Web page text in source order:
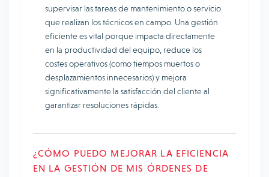
supervisar las tareas de mantenimiento o servicio
que realizan los técnicos en campo. Una gestión
eficiente es vital porque impacta directamente
en la productividad del equipo, reduce los
costes operativos (como tiempos muertos o
desplazamientos innecesarios) y mejora
significativamente la satisfacción del cliente al
garantizar resoluciones rápidas.
¿CÓMO PUEDO MEJORAR LA EFICIENCIA
EN LA GESTIÓN DE MIS ÓRDENES DE